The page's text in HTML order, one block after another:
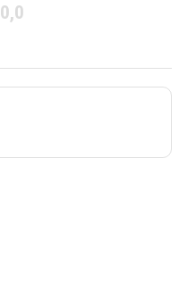
0,0